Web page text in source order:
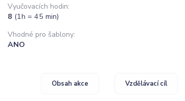
Vyučovacích hodin:
8 (1h = 45 min)
Vhodné pro šablony:
ANO
Obsah akce Vzdělávací cíl